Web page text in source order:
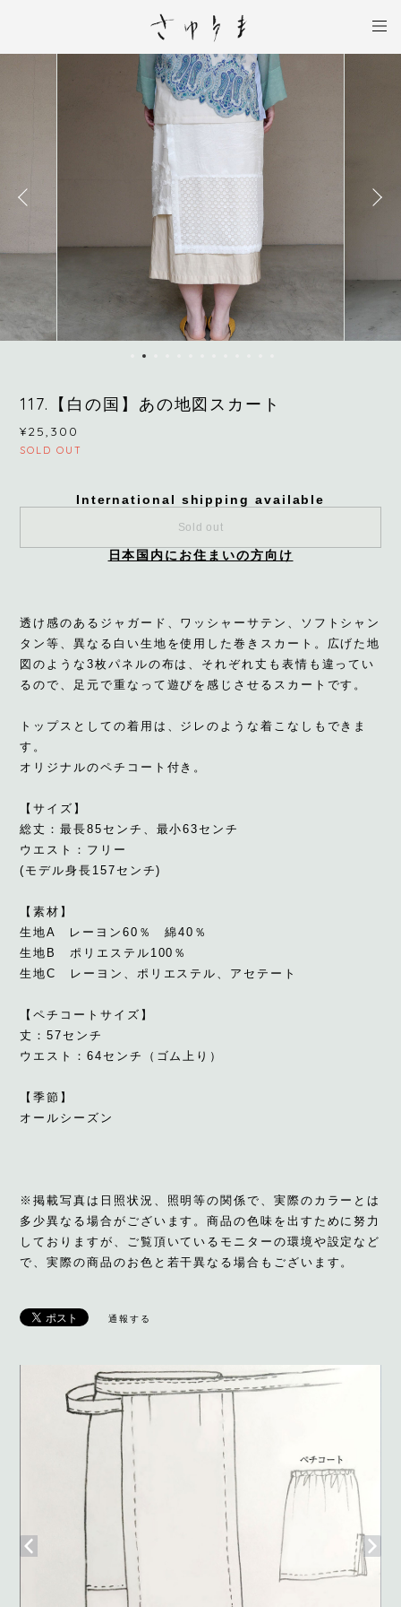
117.【白の国】あの地図スカート
¥25,300
SOLD OUT
International shipping available
Sold out
日本国内にお住まいの方向け
透け感のあるジャガード、ワッシャーサテン、ソフトシャン
タン等、異なる白い生地を使用した巻きスカート。広げた地
図のような3枚パネルの布は、それぞれ丈も表情も違ってい
るので、足元で重なって遊びを感じさせるスカートです。
トップスとしての着用は、ジレのような着こなしもできま
す。
オリジナルのペチコート付き。
【サイズ】
総丈：最長85センチ、最小63センチ
ウエスト：フリー
(モデル身長157センチ)
【素材】
生地A レーヨン60％ 綿40％
生地B ポリエステル100％
生地C レーヨン、ポリエステル、アセテート
【ペチコートサイズ】
丈：57センチ
ウエスト：64センチ（ゴム上り）
【季節】
オールシーズン
※掲載写真は日照状況、照明等の関係で、実際のカラーとは
多少異なる場合がございます。商品の色味を出すために努力
しておりますが、ご覧頂いているモニターの環境や設定など
で、実際の商品のお色と若干異なる場合もございます。
通報する